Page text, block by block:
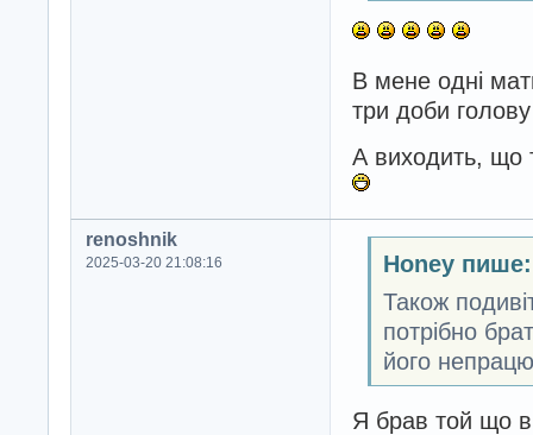
В мене одні
три доби
А виходить, що
renoshnik
2025-03-20 21:08:16
Honey пише:
Також
потрібно
його
Я брав той що